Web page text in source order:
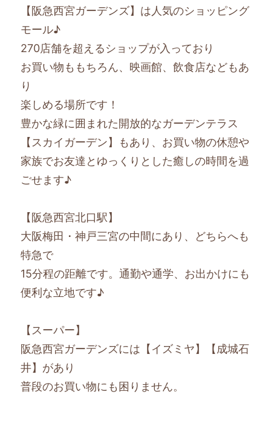
【阪急西宮ガーデンズ】は人気のショッピング
モール♪
270店舗を超えるショップが入っており
お買い物ももちろん、映画館、飲食店などもあ
り
楽しめる場所です！
豊かな緑に囲まれた開放的なガーデンテラス
【スカイガーデン】もあり、お買い物の休憩や
家族でお友達とゆっくりとした癒しの時間を過
ごせます♪
【阪急西宮北口駅】
大阪梅田・神戸三宮の中間にあり、どちらへも
特急で
15分程の距離です。通勤や通学、お出かけにも
便利な立地です♪
【スーパー】
阪急西宮ガーデンズには【イズミヤ】【成城石
井】があり
普段のお買い物にも困りません。